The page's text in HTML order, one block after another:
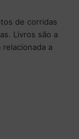
de corridas
Livros são a
a